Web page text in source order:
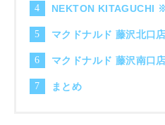
NEKTON KITAGUCHI
マクドナルド 藤沢北口
マクドナルド 藤沢南口
まとめ